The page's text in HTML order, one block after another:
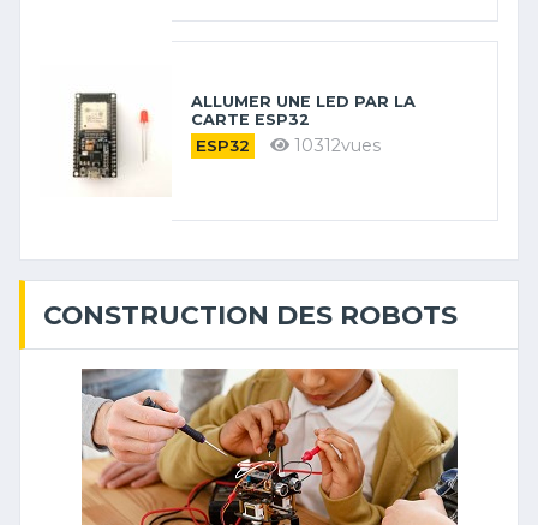
ALLUMER UNE LED PAR LA
CARTE ESP32
ESP32 10312vues
CONSTRUCTION DES ROBOTS